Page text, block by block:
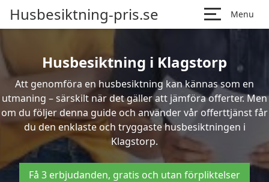
Husbesiktning-pris.se Menu
Husbesiktning i Klagstorp
Att genomföra en husbesiktning kan kännas som en
utmaning – särskilt när det gäller att jämföra offerter. Men
om du följer denna guide och använder vår offerttjänst får
du den enklaste och tryggaste husbesiktningen i
Klagstorp.
Få 3 erbjudanden, gratis och utan förpliktelser